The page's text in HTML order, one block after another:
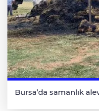
Bursa’da samanlık